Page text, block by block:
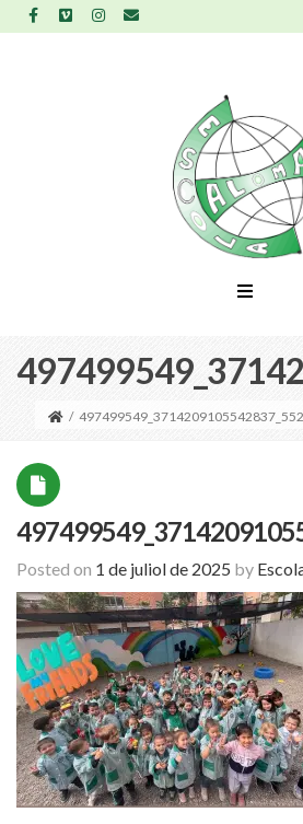
/
Posted on 1 de juliol de 2025 by